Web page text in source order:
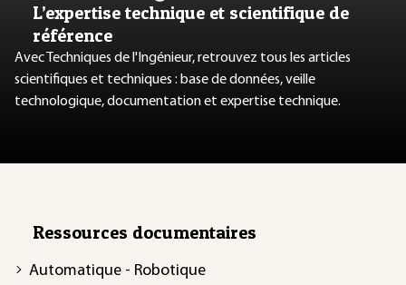
L’expertise technique et scientifique de
référence
Avec Techniques de l'Ingénieur, retrouvez tous les articles
scientifiques et techniques : base de données, veille
technologique, documentation et expertise technique.
Ressources documentaires
Automatique - Robotique